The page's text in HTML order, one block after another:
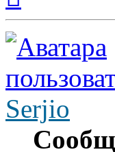
началу
Serjio